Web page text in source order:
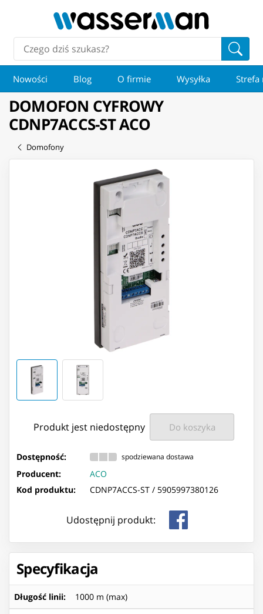
Nowości Blog O firmie Wysyłka Strefa
DOMOFON CYFROWY
CDNP7ACCS-ST ACO
Domofony
Produkt jest niedostępny Do koszyka
Dostępność: spodziewana dostawa
Producent:
ACO
Kod produktu:
CDNP7ACCS-ST / 5905997380126
Udostępnij produkt:
Specyfikacja
Długość linii: 1000 m (max)